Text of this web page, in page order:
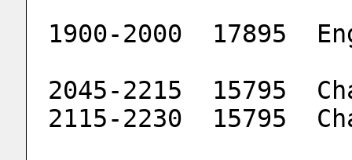
1900-2000  17895
2045-2215  15795
2115-2230  15795